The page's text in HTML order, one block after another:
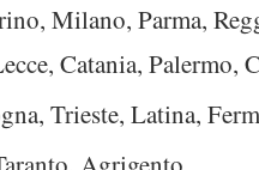
Milano, Parma,
Catania, Palermo,
Trieste, Latina,